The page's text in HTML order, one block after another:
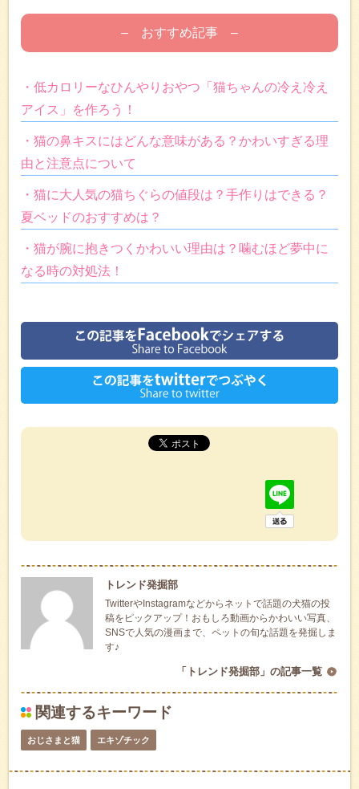
– おすすめ記事 –
・低カロリーなひんやりおやつ「猫ちゃんの冷え冷え
アイス」を作ろう！
・猫の鼻キスにはどんな意味がある？かわいすぎる理
由と注意点について
・猫に大人気の猫ちぐらの値段は？手作りはできる？
夏ベッドのおすすめは？
・猫が腕に抱きつくかわいい理由は？噛むほど夢中に
なる時の対処法！
トレンド発掘部
TwitterやInstagramなどからネットで話題の犬猫の投
稿をピックアップ！おもしろ動画からかわいい写真、
SNSで人気の漫画まで、ペットの旬な話題を発掘しま
す♪
「トレンド発掘部」の記事一覧
関連するキーワード
おじさまと猫 エキゾチック